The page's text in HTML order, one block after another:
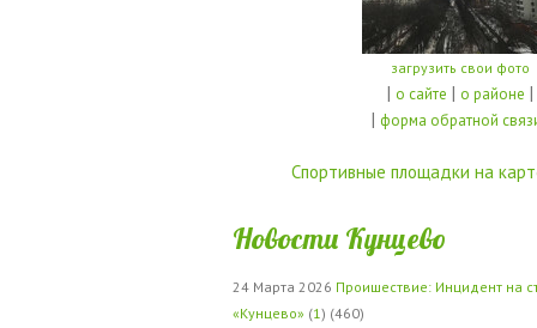
загрузить свои фото
| о сайте | о районе |
| форма обратной
Спортивные площадки на
Новости Кунцево
24 Марта 2026 Проишествие: Инцидент на
«Кунцево» (1 ) (460)